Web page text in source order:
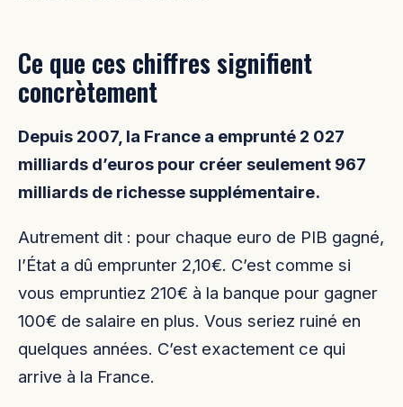
Ce que ces chiffres signifient
concrètement
Depuis 2007, la France a emprunté 2 027
milliards d’euros pour créer seulement 967
milliards de richesse supplémentaire.
Autrement dit : pour chaque euro de PIB gagné,
l’État a dû emprunter 2,10€. C’est comme si
vous empruntiez 210€ à la banque pour gagner
100€ de salaire en plus. Vous seriez ruiné en
quelques années. C’est exactement ce qui
arrive à la France.